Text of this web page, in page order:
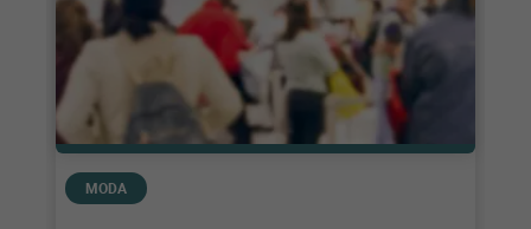
MODA